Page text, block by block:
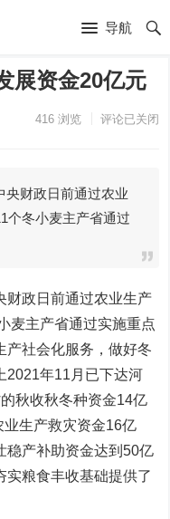
导航
展资金20亿元
416浏览 评论已关闭
央财政日前通过农业
个冬小麦主产省通过
财政日前通过农业生产
麦主产省通过实施重点
产社会化服务，做好冬
2021年11月已下达河
秋收秋冬种资金14亿
生产救灾资金16亿
稳产补助资金达到50亿
实粮食丰收基础提供了